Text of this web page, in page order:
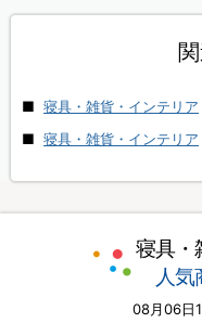
寝具・雑貨・インテリア
寝具・雑貨・インテリア
寝具・
人気
08月06日